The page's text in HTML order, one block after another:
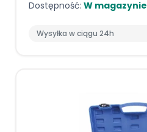
Dostępność: W magazynie
Wysyłka w ciągu 24h